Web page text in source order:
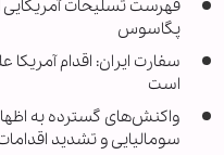
پگاسوس
سفارت ایران: اقدام آمریکا
است
واکنش‌های گسترده به
سومالیایی و تشدید